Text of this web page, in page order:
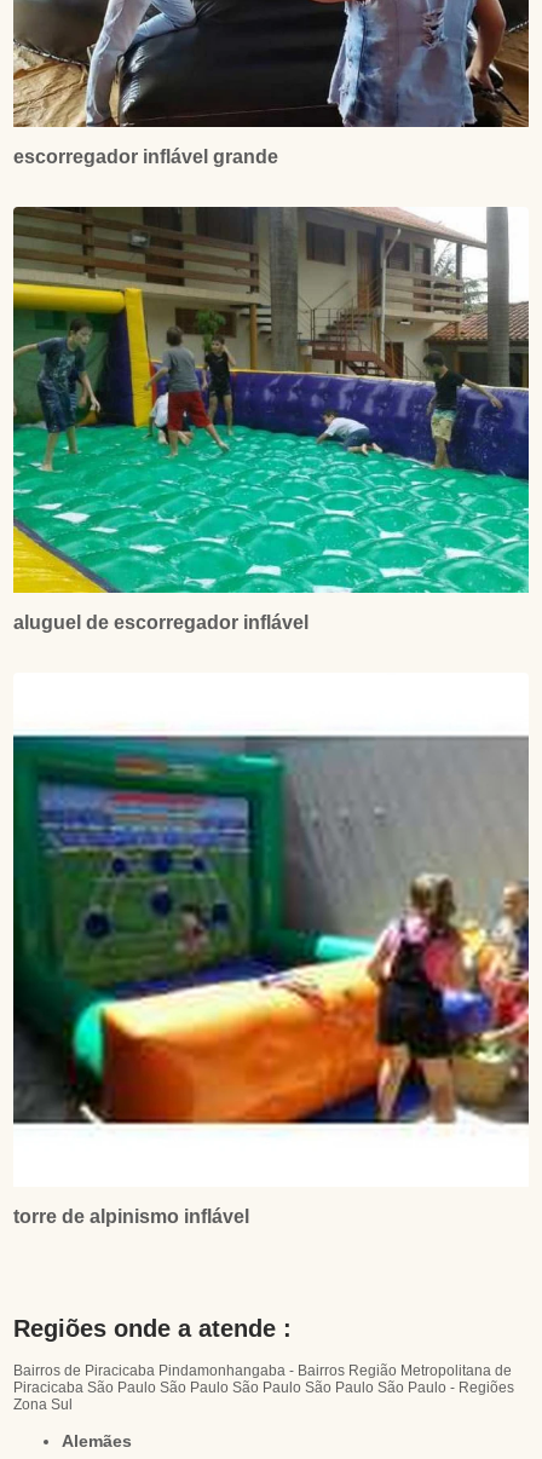
escorregador inflável grande
aluguel de escorregador inflável
torre de alpinismo inflável
Regiões onde a atende :
Bairros de Piracicaba Pindamonhangaba - Bairros Região Metropolitana de
Piracicaba São Paulo São Paulo São Paulo São PauloSão Paulo - Regiões
Zona Sul
Alemães